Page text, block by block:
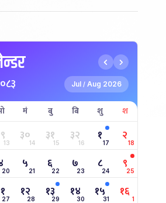
Jul / Aug 2026
मं बु बि शु श
13 ३०14 ३१15 ३२16 १17 २18
20 ५ 21 ६22 ७23 ८24 ९25
27 १२28 १३29 १४30 १५31 १६ 1